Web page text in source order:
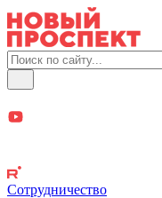
Сотрудничество